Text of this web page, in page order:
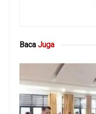
Baca Juga